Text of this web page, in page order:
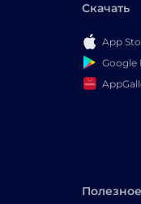
Скачать
App
Google
Полезное